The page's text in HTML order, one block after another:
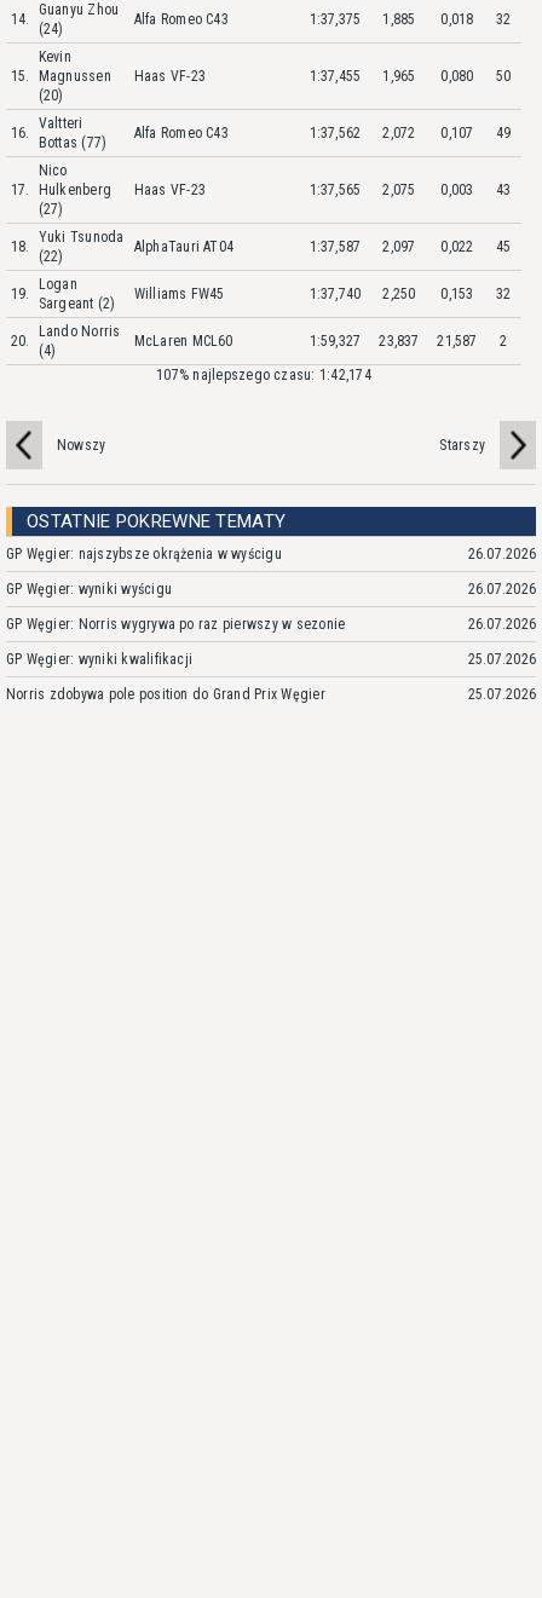
14.
Guanyu Zhou
(24)
Alfa Romeo C43 1:37,375 1,885 0,018 32
15.
Kevin
Magnussen
(20)
Haas VF-23 1:37,455 1,965 0,080 50
16.
Valtteri
Bottas (77)
Alfa Romeo C43 1:37,562 2,072 0,107 49
17.
Nico
Hulkenberg
(27)
Haas VF-23 1:37,565 2,075 0,003 43
18.
Yuki Tsunoda
(22)
AlphaTauri AT04 1:37,587 2,097 0,022 45
19.
Logan
Sargeant (2)
Williams FW45 1:37,740 2,250 0,153 32
20.
Lando Norris
(4)
McLaren MCL60 1:59,327 23,837 21,587
2
107% najlepszego czasu: 1:42,174
Nowszy Starszy
OSTATNIE POKREWNE TEMATY
GP Węgier: najszybsze okrążenia w wyścigu 26.07.2026
GP Węgier: wyniki wyścigu 26.07.2026
GP Węgier: Norris wygrywa po raz pierwszy w sezonie 26.07.2026
GP Węgier: wyniki kwalifikacji 25.07.2026
Norris zdobywa pole position do Grand Prix Węgier 25.07.2026